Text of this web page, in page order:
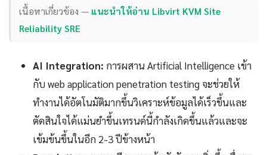
เนื้อหาเกี่ยวข้อง — แนะนำให้อ่าน Libvirt KVM Site
Reliability SRE
AI Integration: การผสาน Artificial Intelligence เข้า
กับ web application penetration testing จะช่วยให้
ทำงานได้อัตโนมัติมากขึ้นวิเคราะห์ข้อมูลได้เร็วขึ้นและ
ตัดสินใจได้แม่นยำขึ้นเทรนด์นี้กำลังเกิดขึ้นแล้วและจะ
เข้มข้นขึ้นในอีก 2-3 ปีข้างหน้า